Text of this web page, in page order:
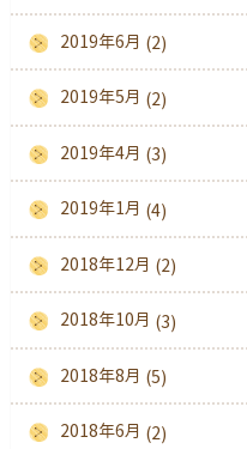
2019年6月 (2)
2019年5月 (2)
2019年4月 (3)
2019年1月 (4)
2018年12月 (2)
2018年10月 (3)
2018年8月 (5)
2018年6月 (2)